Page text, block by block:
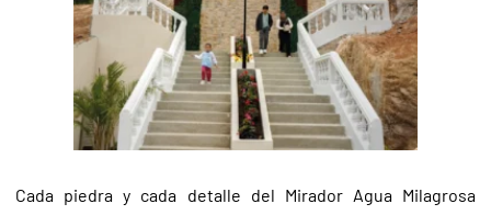
Cada piedra y cada detalle del Mirador Agua Milagrosa